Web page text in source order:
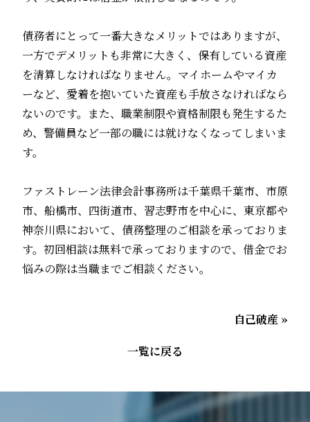
債務者にとって一番大きなメリットではありますが、
一方でデメリットも非常に大きく、保有している資産
を清算しなければなりません。マイホームやマイカ
ーなど、愛着を抱いていた資産も手放さなければなら
ないのです。また、職業制限や資格制限も発生するた
め、警備員など一部の職には就けなくなってしまいま
す。
ファストレーン法律会計事務所は千葉県千葉市、市原
市、船橋市、四街道市、習志野市を中心に、東京都や
神奈川県において、債務整理のご相談を承っておりま
す。初回相談は無料で承っておりますので、借金でお
悩みの際は当職までご相談ください。
自己破産 »
一覧に戻る